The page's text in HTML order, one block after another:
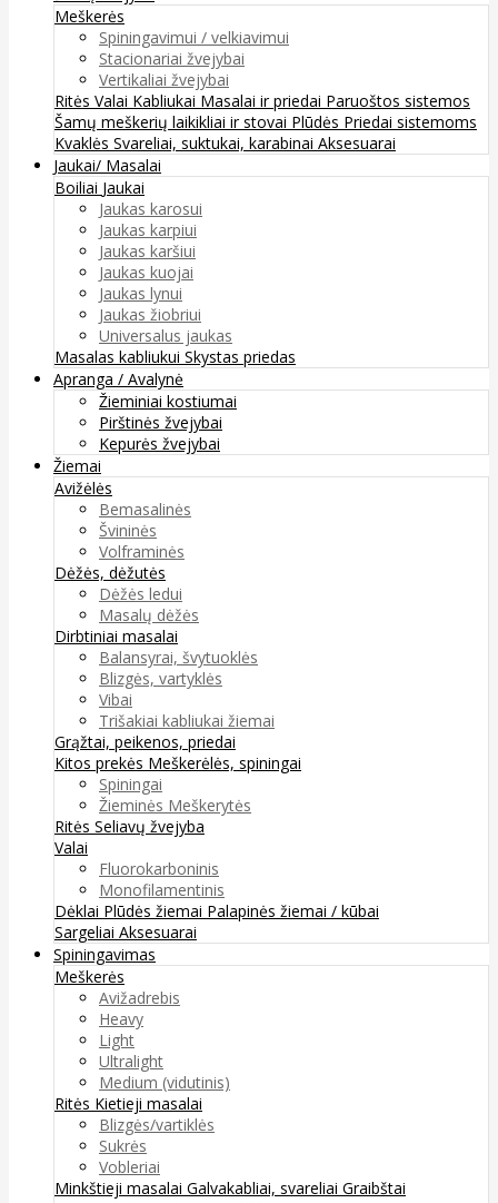
Meškerės
Spiningavimui / velkiavimui
Stacionariai žvejybai
Vertikaliai žvejybai
Ritės Valai Kabliukai Masalai ir priedai Paruoštos sistemos
Šamų meškerių laikikliai ir stovai Plūdės Priedai sistemoms
Kvaklės Svareliai, suktukai, karabinai Aksesuarai
Jaukai/ Masalai
Boiliai Jaukai
Jaukas karosui
Jaukas karpiui
Jaukas karšiui
Jaukas kuojai
Jaukas lynui
Jaukas žiobriui
Universalus jaukas
Masalas kabliukui Skystas priedas
Apranga / Avalynė
Žieminiai kostiumai
Pirštinės žvejybai
Kepurės žvejybai
Žiemai
Avižėlės
Bemasalinės
Švininės
Volframinės
Dėžės, dėžutės
Dėžės ledui
Masalų dėžės
Dirbtiniai masalai
Balansyrai, švytuoklės
Blizgės, vartyklės
Vibai
Trišakiai kabliukai žiemai
Grąžtai, peikenos, priedai
Kitos prekės Meškerėlės, spiningai
Spiningai
Žieminės Meškerytės
Ritės Seliavų žvejyba
Valai
Fluorokarboninis
Monofilamentinis
Dėklai Plūdės žiemai Palapinės žiemai / kūbai
Sargeliai Aksesuarai
Spiningavimas
Meškerės
Avižadrebis
Heavy
Light
Ultralight
Medium (vidutinis)
Ritės Kietieji masalai
Blizgės/vartiklės
Sukrės
Vobleriai
Minkštieji masalai Galvakabliai, svareliai Graibštai